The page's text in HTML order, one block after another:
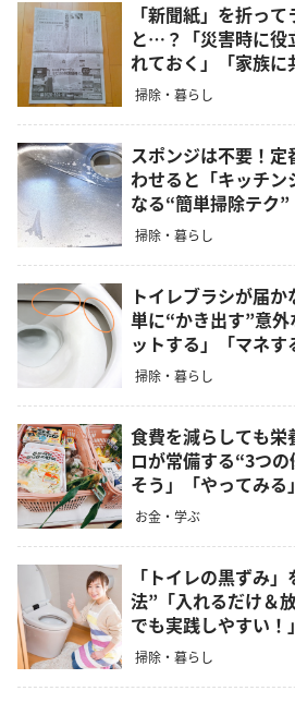
「新聞紙」を折っ
と…？「災害時に役
れておく」「家族に
掃除・暮らし
スポンジは不要！
わせると「キッチン
なる“簡単掃除テク”
掃除・暮らし
トイレブラシが届
単に“かき出す”意
ットする」「マネす
掃除・暮らし
食費を減らしても
ロが常備する“3つ
そう」「やってみる」
お金・学ぶ
「トイレの黒ずみ
法”「入れるだけ＆
でも実践しやすい！」
掃除・暮らし